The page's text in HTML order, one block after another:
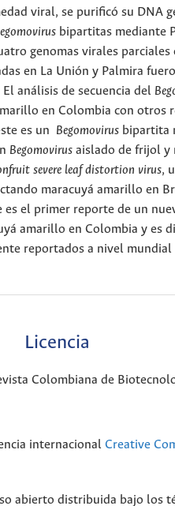
viral, se purificó su DNA
bipartitas mediante
genomas virales
en La Unión y Palmira
análisis de secuencia del
en Colombia con otros
es un Begomovirus bipartita
Begomovirus aislado de frijol y
severe leaf distortion virus,
maracuyá amarillo en
es el primer reporte de un
amarillo en Colombia y es
reportados a nivel mundial
Licencia
Colombiana de
internacional Creative
abierto distribuida bajo los